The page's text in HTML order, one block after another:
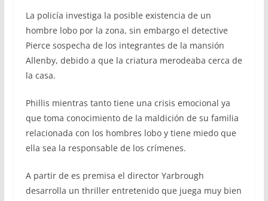
La policía investiga la posible existencia de un
hombre lobo por la zona, sin embargo el detective
Pierce sospecha de los integrantes de la mansión
Allenby, debido a que la criatura merodeaba cerca de
la casa.
Phillis mientras tanto tiene una crisis emocional ya
que toma conocimiento de la maldición de su familia
relacionada con los hombres lobo y tiene miedo que
ella sea la responsable de los crímenes.
A partir de es premisa el director Yarbrough
desarrolla un thriller entretenido que juega muy bien